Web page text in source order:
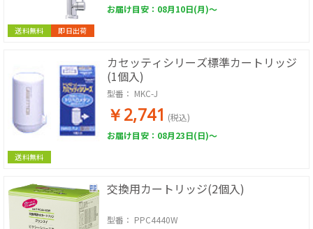
送料無料 即日出荷
お届け目安：08月10日(月)～
送料無料
カセッティシリーズ標準カートリッジ
(1個入)
型番： MKC-J
￥2,741 (税込)
お届け目安：08月23日(日)～
交換用カートリッジ(2個入)
型番： PPC4440W